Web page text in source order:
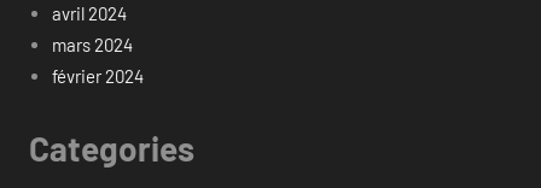
avril 2024
mars 2024
février 2024
Categories